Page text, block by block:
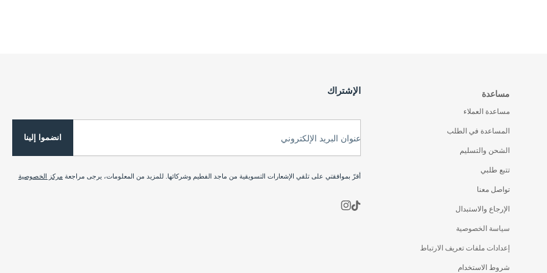
مساعدة
مساعدة العملاء
المساعدة في الطلب
الشحن والتسليم
تتبع طلبي
تواصل معنا
الإرجاع والاستبدال
سياسة الخصوصية
إعدادات ملفات تعريف الارتباط
شروط الاستخدام
الإشتراك
عنوان البريد الإلكتروني انضموا إلينا
أقرّ بموافقتي على تلقي الإشعارات التسويقية من ماجد الفطيم وشركائها. للمزيد من المعلومات، يرجى مراجعة مركز الخصوصية